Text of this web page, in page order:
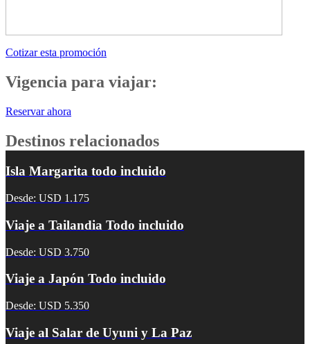
Cotizar esta promoción
Vigencia para viajar:
Reservar ahora
Destinos relacionados
Isla Margarita todo incluido
Desde: USD 1.175
Viaje a Tailandia Todo incluido
Desde: USD 3.750
Viaje a Japón Todo incluido
Desde: USD 5.350
Viaje al Salar de Uyuni y La Paz